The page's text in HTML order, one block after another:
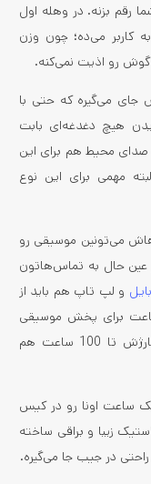
رقم بزنه. در وهله اول
کاربر می‌ده؛ چون وزن
گوش رو اذیت نمی‌کنه.
جای می‌گیره که حتی با
هیچ دغدغه‌ای بابت
محیط هم برای این
مهمی برای این نوع
می‌تونین موسیقی رو
عین حال به تماس‌هاتون
و لپ تاپ هم باید از
استفاده کنین. هر گوشی حدود 4 ساعت برای پخش موسیقی
شارژ داره، اما در حالت استندبای ماندگاری شارژش تا 100 ساعت هم
ساعت اونا رو در کیس
زیبا و براقی ساخته
در جیب جا می‌گیره.